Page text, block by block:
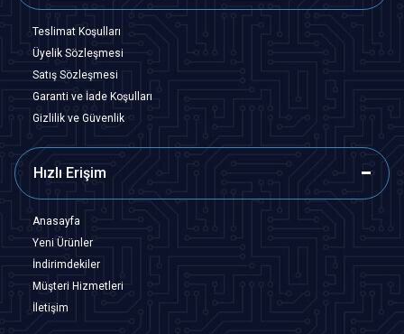
Teslimat Koşulları
Üyelik Sözleşmesi
Satış Sözleşmesi
Garanti ve İade Koşulları
Gizlilik ve Güvenlik
Hızlı Erişim
Anasayfa
Yeni Ürünler
İndirimdekiler
Müşteri Hizmetleri
İletişim